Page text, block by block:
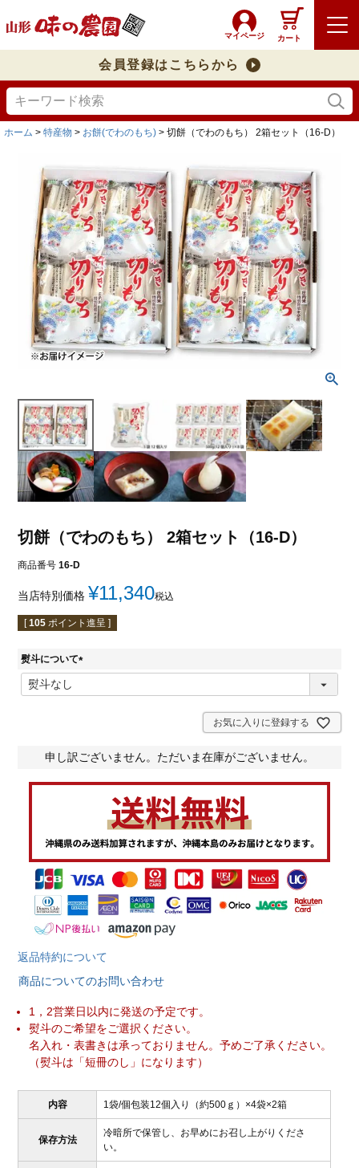
マイページ カート
会員登録はこちらから
ホーム 特産物 お餅(でわのもち) 切餅（でわのもち） 2箱セット（16-D）
切餅（でわのもち） 2箱セット（16-D）
商品番号 16-D
当店特別価格 ¥11,340税込
[ 105 ポイント進呈 ]
熨斗について
(
お気に入りに登録する
申し訳ございません。ただいま在庫がございません。
返品特約について
商品についてのお問い合わせ
1，2営業日以内に発送の予定です。
熨斗のご希望をご選択ください。
名入れ・表書きは承っておりません。予めご了承ください。
（熨斗は「短冊のし」になります）
内容 1袋/個包装12個入り（約500ｇ）×4袋×2箱
保存方法
冷暗所で保管し、お早めにお召し上がりくださ
い。